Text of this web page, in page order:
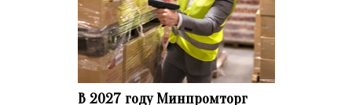
В 2027 году Минпромторг